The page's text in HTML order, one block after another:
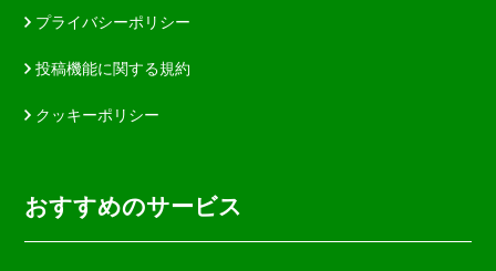
プライバシーポリシー
投稿機能に関する規約
クッキーポリシー
おすすめのサービス